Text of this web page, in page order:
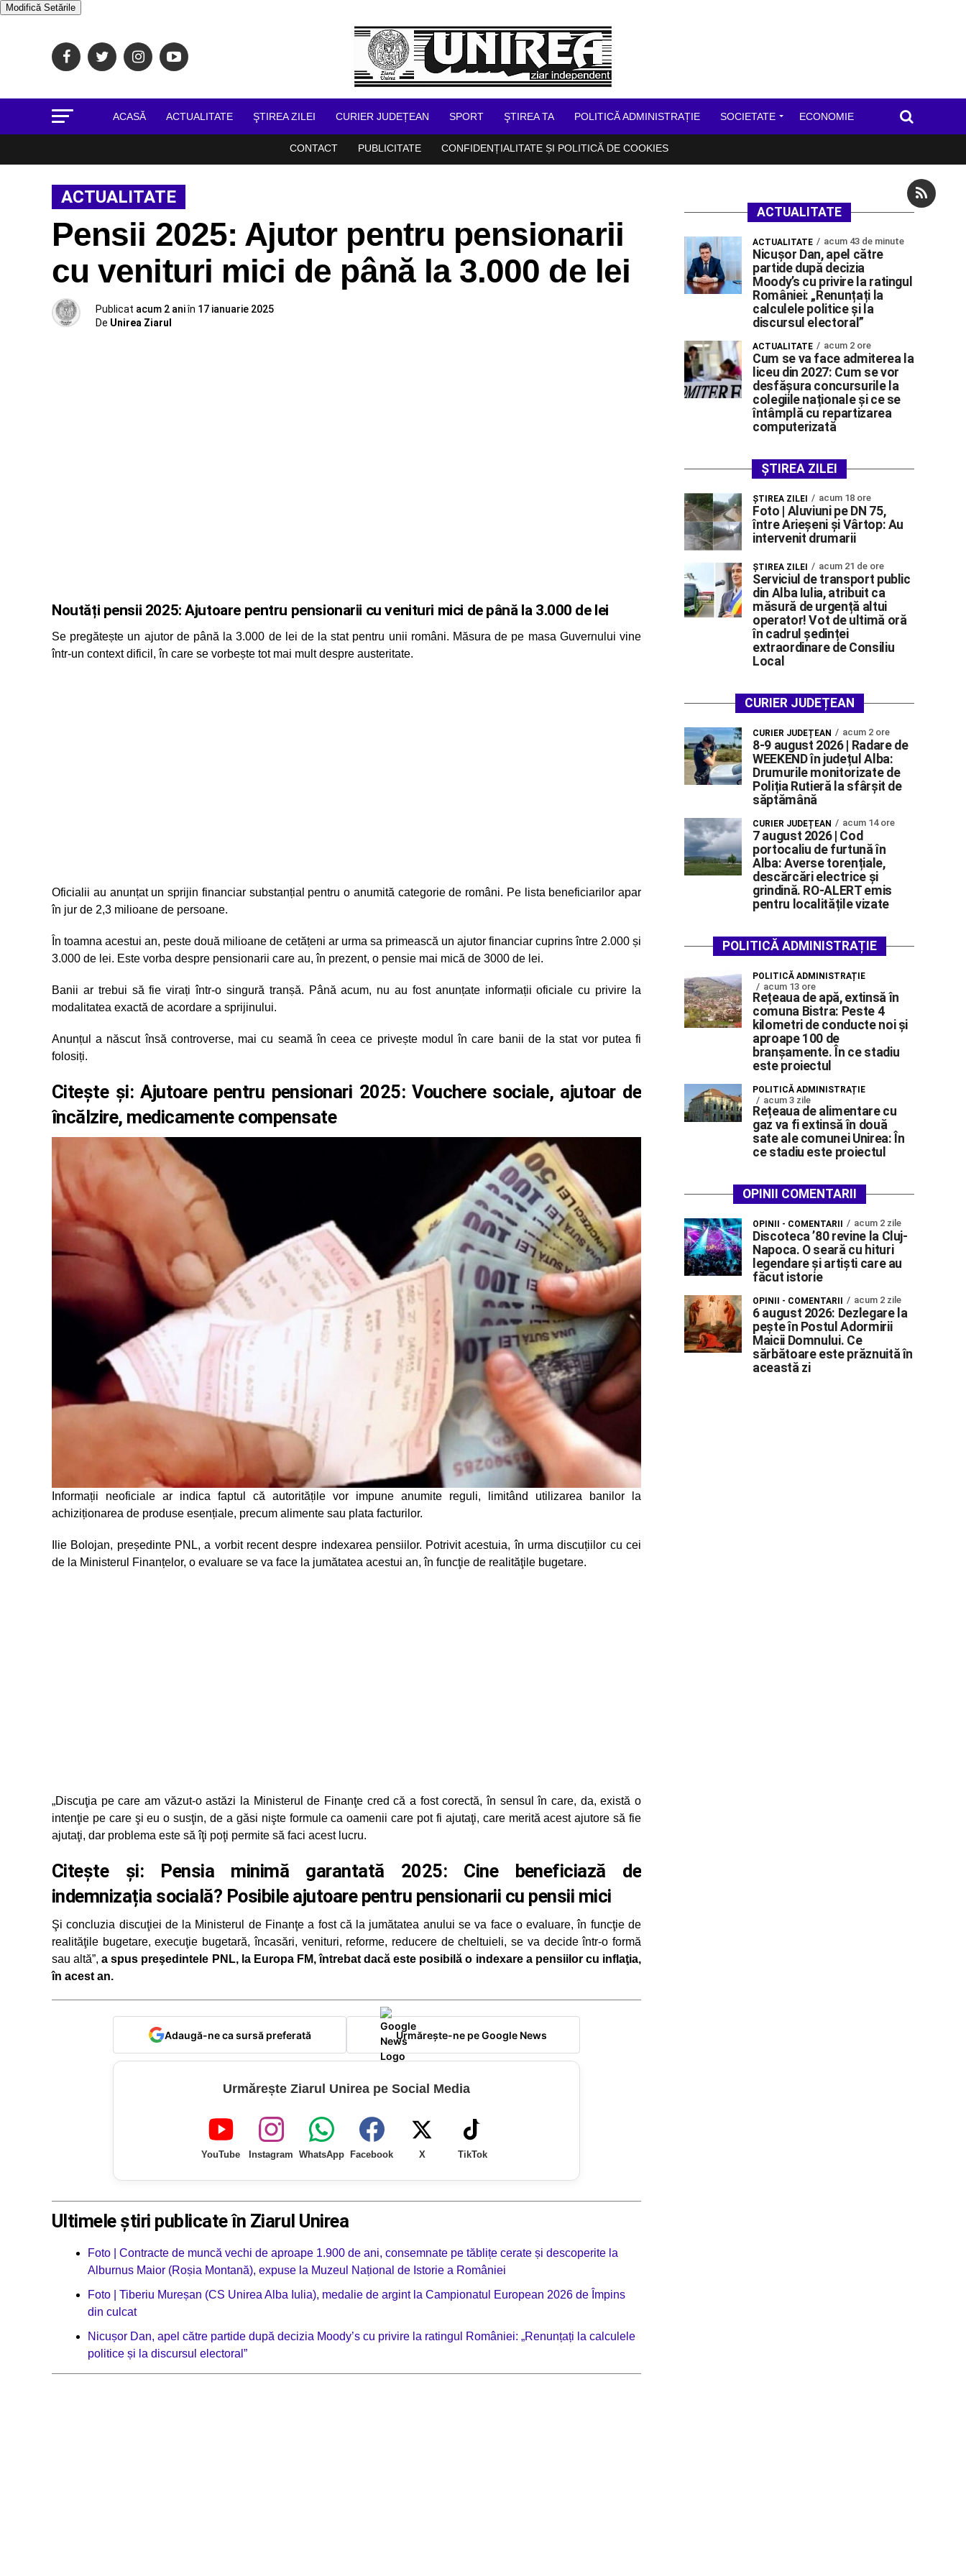
Modifică Setările
ACASĂ ACTUALITATE ŞTIREA ZILEI CURIER JUDEȚEAN SPORT ŞTIREA TA POLITICĂ ADMINISTRAȚIE SOCIETATE ECONOMIE
CONTACT PUBLICITATE CONFIDENȚIALITATE ȘI POLITICĂ DE COOKIES
ACTUALITATE
Pensii 2025: Ajutor pentru pensionarii
cu venituri mici de până la 3.000 de lei
Publicat acum 2 aniîn 17 ianuarie 2025
De Unirea Ziarul
Noutăți pensii 2025:Ajutoare pentru pensionarii cu venituri mici de până la 3.000 de lei
Se pregătește un ajutor de până la 3.000 de lei de la stat pentru unii români. Măsura de pe masa Guvernului vine
într-un context dificil, în care se vorbește tot mai mult despre austeritate.
Oficialii au anunțat un sprijin financiar substanțial pentru o anumită categorie de români. Pe lista beneficiarilor apar
în jur de 2,3 milioane de persoane.
În toamna acestui an, peste două milioane de cetățeni ar urma sa primească un ajutor financiar cuprins între 2.000 și
3.000 de lei. Este vorba despre pensionarii care au, în prezent, o pensie mai mică de 3000 de lei.
Banii ar trebui să fie virați într-o singură tranșă. Până acum, nu au fost anunțate informații oficiale cu privire la
modalitatea exactă de acordare a sprijinului.
Anunțul a născut însă controverse, mai cu seamă în ceea ce privește modul în care banii de la stat vor putea fi
folosiți.
Citește și:Ajutoare pentru pensionari 2025: Vouchere sociale, ajutoar de
încălzire, medicamente compensate
Informații neoficiale ar indica faptul că autoritățile vor impune anumite reguli, limitând utilizarea banilor la
achiziționarea de produse esențiale, precum alimente sau plata facturilor.
Ilie Bolojan, președinte PNL, a vorbit recent despre indexarea pensiilor. Potrivit acestuia, în urma discuțiilor cu cei
de la Ministerul Finanțelor, o evaluare se va face la jumătatea acestui an, în funcţie de realităţile bugetare.
„Discuţia pe care am văzut-o astăzi la Ministerul de Finanţe cred că a fost corectă, în sensul în care, da, există o
intenţie pe care şi eu o susţin, de a găsi nişte formule ca oamenii care pot fi ajutaţi, care merită acest ajutore să fie
ajutaţi, dar problema este să îţi poţi permite să faci acest lucru.
Citește și: Pensia minimă garantată 2025: Cine beneficiază de
indemnizația socială? Posibile ajutoare pentru pensionarii cu pensii mici
Şi concluzia discuţiei de la Ministerul de Finanţe a fost că la jumătatea anului se va face o evaluare, în funcţie de
realităţile bugetare, execuţie bugetară, încasări, venituri, reforme, reducere de cheltuieli, se va decide într-o formă
sau altă”,a spus preşedintele PNL, la Europa FM, întrebat dacă este posibilă o indexare a pensiilor cu inflaţia,
în acest an.
Adaugă-ne ca sursă preferată Urmărește-ne pe Google News
Urmărește Ziarul Unirea pe Social Media
YouTube Instagram WhatsApp Facebook X TikTok
Ultimele știri publicate în Ziarul Unirea
Foto | Contracte de muncă vechi de aproape 1.900 de ani, consemnate pe tăblițe cerate și descoperite la
Alburnus Maior (Roșia Montană), expuse la Muzeul Național de Istorie a României
Foto | Tiberiu Mureșan (CS Unirea Alba Iulia), medalie de argint la Campionatul European 2026 de Împins
din culcat
Nicușor Dan, apel către partide după decizia Moody’s cu privire la ratingul României: „Renunțați la calculele
politice și la discursul electoral”
ACTUALITATE
ACTUALITATE acum 43 de minute
Nicușor Dan, apel către
partide după decizia
Moody’s cu privire la ratingul
României: „Renunțați la
calculele politice și la
discursul electoral”
ACTUALITATE acum 2 ore
Cum se va face admiterea la
liceu din 2027: Cum se vor
desfășura concursurile la
colegiile naționale și ce se
întâmplă cu repartizarea
computerizată
ȘTIREA ZILEI
ŞTIREA ZILEI acum 18 ore
Foto | Aluviuni pe DN 75,
între Arieșeni și Vârtop: Au
intervenit drumarii
ŞTIREA ZILEI acum 21 de ore
Serviciul de transport public
din Alba Iulia, atribuit ca
măsură de urgență altui
operator! Vot de ultimă oră
în cadrul ședinței
extraordinare de Consiliu
Local
CURIER JUDEȚEAN
CURIER JUDEȚEAN acum 2 ore
8-9 august 2026 | Radare de
WEEKEND în județul Alba:
Drumurile monitorizate de
Poliția Rutieră la sfârșit de
săptămână
CURIER JUDEȚEAN acum 14 ore
7 august 2026 | Cod
portocaliu de furtună în
Alba: Averse torențiale,
descărcări electrice și
grindină. RO-ALERT emis
pentru localitățile vizate
POLITICĂ ADMINISTRAȚIE
POLITICĂ ADMINISTRAȚIE
acum 13 ore
Rețeaua de apă, extinsă în
comuna Bistra: Peste 4
kilometri de conducte noi și
aproape 100 de
branșamente. În ce stadiu
este proiectul
POLITICĂ ADMINISTRAȚIE
acum 3 zile
Rețeaua de alimentare cu
gaz va fi extinsă în două
sate ale comunei Unirea: În
ce stadiu este proiectul
OPINII COMENTARII
OPINII - COMENTARII acum 2 zile
Discoteca ’80 revine la Cluj-
Napoca. O seară cu hituri
legendare și artiști care au
făcut istorie
OPINII - COMENTARII acum 2 zile
6 august 2026: Dezlegare la
pește în Postul Adormirii
Maicii Domnului. Ce
sărbătoare este prăznuită în
această zi